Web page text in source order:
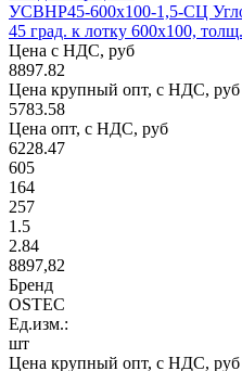
УСВНР45-600х100-1,5-СЦ
45 град. к лотку 600х100,
Цена с НДС, руб
8897.82
Цена крупный опт, с НДС, руб
5783.58
Цена опт, с НДС, руб
6228.47
605
164
257
1.5
2.84
8897,82
Бренд
OSTEC
Ед.изм.:
шт
Цена крупный опт, с НДС, руб